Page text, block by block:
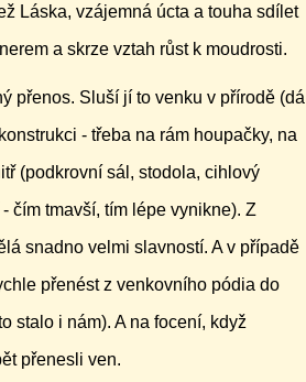
Láska, vzájemná úcta a touha sdílet
a skrze vztah růst k moudrosti.
přenos. Sluší jí to venku v přírodě (dá
- třeba na rám houpačky, na
(podkrovní sál, stodola, cihlový
čím tmavší, tím lépe vynikne). Z
snadno velmi slavností. A v případě
přenést z venkovního pódia do
stalo i nám). A na focení, když
přenesli ven.